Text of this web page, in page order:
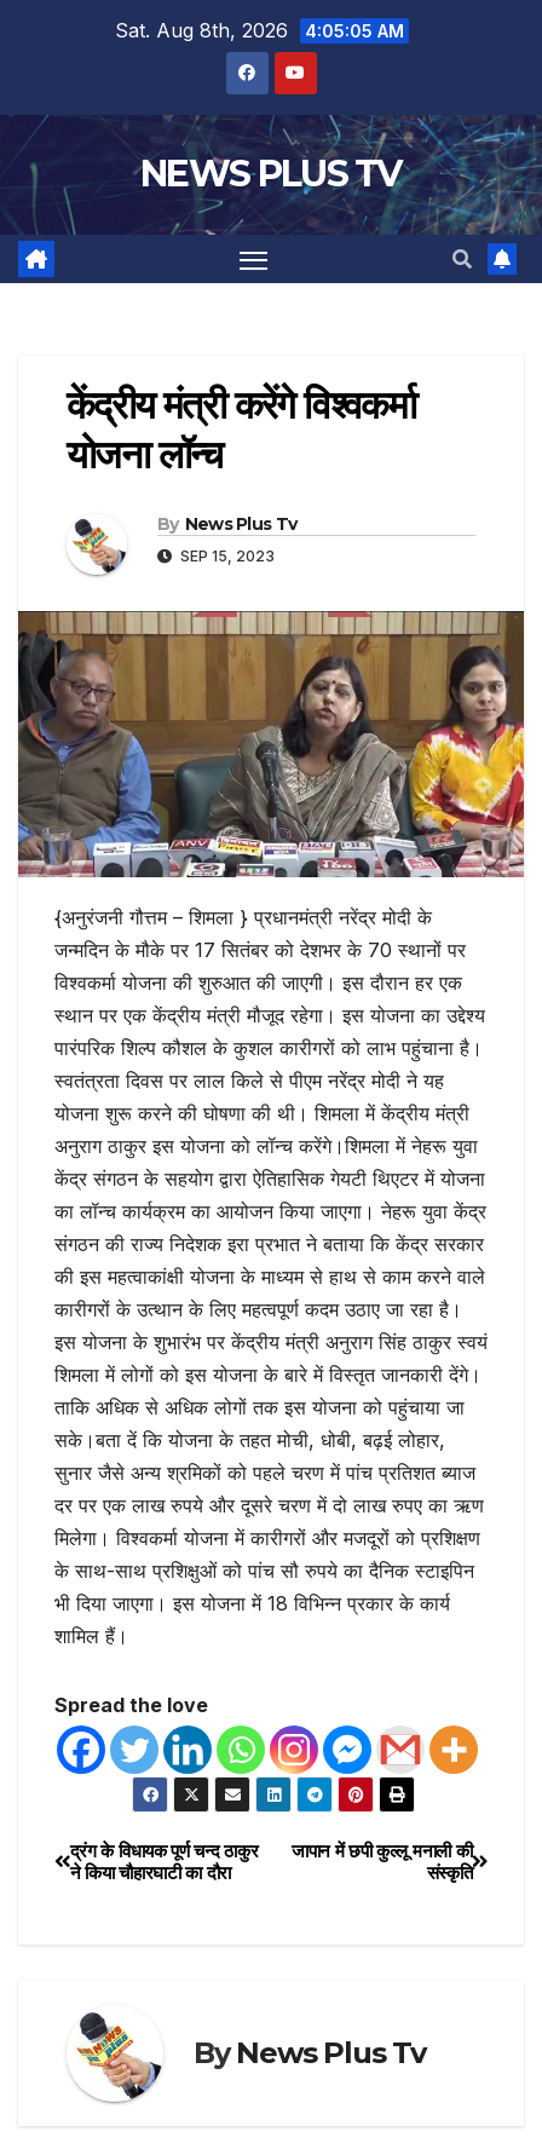
Sat. Aug 8th, 2026 4:05:06 AM
NEWS PLUS TV
केंद्रीय मंत्री करेंगे विश्वकर्मा
योजना लॉन्च
By News Plus Tv
SEP 15, 2023
{अनुरंजनी गौत्तम – शिमला } प्रधानमंत्री नरेंद्र मोदी के
जन्मदिन के मौके पर 17 सितंबर को देशभर के 70 स्थानों पर
विश्वकर्मा योजना की शुरुआत की जाएगी। इस दौरान हर एक
स्थान पर एक केंद्रीय मंत्री मौजूद रहेगा। इस योजना का उद्देश्य
पारंपरिक शिल्प कौशल के कुशल कारीगरों को लाभ पहुंचाना है।
स्वतंत्रता दिवस पर लाल किले से पीएम नरेंद्र मोदी ने यह
योजना शुरू करने की घोषणा की थी। शिमला में केंद्रीय मंत्री
अनुराग ठाकुर इस योजना को लॉन्च करेंगे।शिमला में नेहरू युवा
केंद्र संगठन के सहयोग द्वारा ऐतिहासिक गेयटी थिएटर में योजना
का लॉन्च कार्यक्रम का आयोजन किया जाएगा। नेहरू युवा केंद्र
संगठन की राज्य निदेशक इरा प्रभात ने बताया कि केंद्र सरकार
की इस महत्वाकांक्षी योजना के माध्यम से हाथ से काम करने वाले
कारीगरों के उत्थान के लिए महत्वपूर्ण कदम उठाए जा रहा है।
इस योजना के शुभारंभ पर केंद्रीय मंत्री अनुराग सिंह ठाकुर स्वयं
शिमला में लोगों को इस योजना के बारे में विस्तृत जानकारी देंगे।
ताकि अधिक से अधिक लोगों तक इस योजना को पहुंचाया जा
सके।बता दें कि योजना के तहत मोची, धोबी, बढ़ई लोहार,
सुनार जैसे अन्य श्रमिकों को पहले चरण में पांच प्रतिशत ब्याज
दर पर एक लाख रुपये और दूसरे चरण में दो लाख रुपए का ऋण
मिलेगा। विश्वकर्मा योजना में कारीगरों और मजदूरों को प्रशिक्षण
के साथ-साथ प्रशिक्षुओं को पांच सौ रुपये का दैनिक स्टाइपिन
भी दिया जाएगा। इस योजना में 18 विभिन्न प्रकार के कार्य
शामिल हैं।
Spread the love
जापान में छपी कुल्लू मनाली की
संस्कृति
द्रंग के विधायक पूर्ण चन्द ठाकुर
ने किया चौहारघाटी का दौरा
ByNews Plus Tv